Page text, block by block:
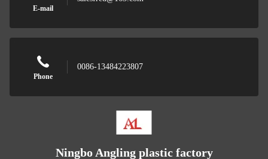
E-mail
Phone
0086-13484223807
Ningbo Angling plastic factory